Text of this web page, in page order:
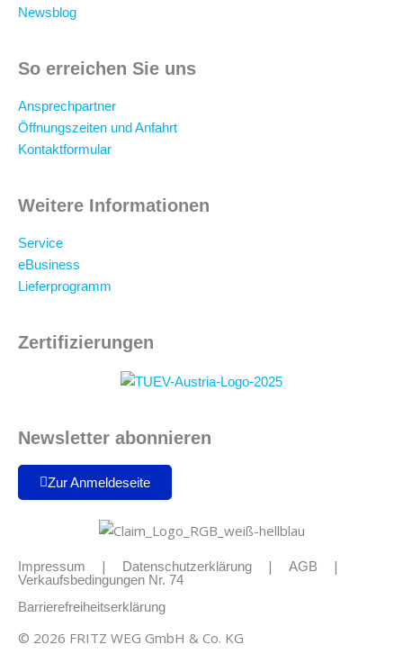
Newsblog
So erreichen Sie uns
Ansprechpartner
Öffnungszeiten und Anfahrt
Kontaktformular
Weitere Informationen
Service
eBusiness
Lieferprogramm
Zertifizierungen
Newsletter abonnieren
Zur Anmeldeseite
Impressum | Datenschutzerklärung | AGB |
Verkaufsbedingungen Nr. 74
Barrierefreiheitserklärung
© 2026 FRITZ WEG GmbH & Co. KG